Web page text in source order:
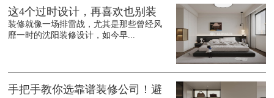
这4个过时设计，再喜欢也别装
装修就像一场排雷战，尤其是那些曾经风
靡一时的沈阳装修设计，如今早...
手把手教你选靠谱装修公司！避